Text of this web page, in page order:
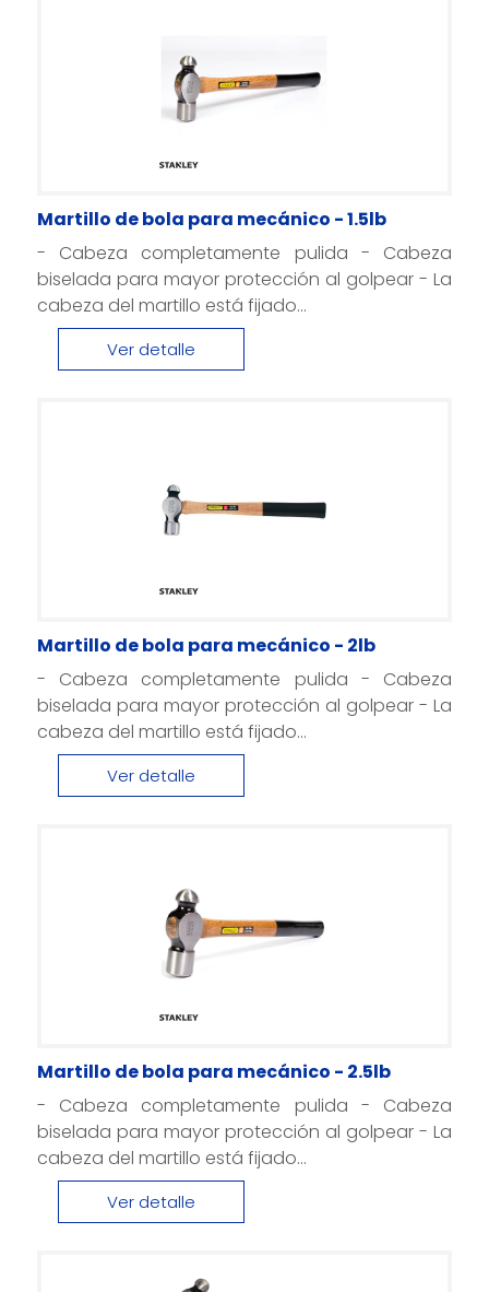
Martillo de bola para mecánico - 1.5lb
- Cabeza completamente pulida - Cabeza
biselada para mayor protección al golpear - La
cabeza del martillo está fijado...
Ver detalle
Martillo de bola para mecánico - 2lb
- Cabeza completamente pulida - Cabeza
biselada para mayor protección al golpear - La
cabeza del martillo está fijado...
Ver detalle
Martillo de bola para mecánico - 2.5lb
- Cabeza completamente pulida - Cabeza
biselada para mayor protección al golpear - La
cabeza del martillo está fijado...
Ver detalle